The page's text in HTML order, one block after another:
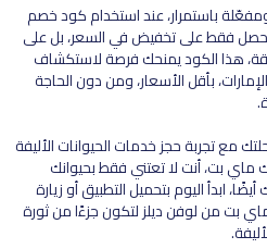
باستمرار، عند استخدام كود خصم
فقط على تخفيض في السعر، بل على
هذا الكود يمنحك فرصة لاستكشاف
بأقل الأسعار، ومن دون الحاجة
مع تجربة حجز خدمات الحيوانات الأليفة
بت، أنت لا تعتني فقط بحيوانك
ابدأ اليوم بتحميل التطبيق أو زيارة
بت من لوفن ديلز لتكون جزءًا من ثورة